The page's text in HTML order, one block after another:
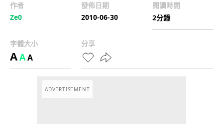
作者
Ze0
發佈日期
2010-06-30
閱讀時間
2分鐘
字體大小
AAA
分享
ADVERTISEMENT